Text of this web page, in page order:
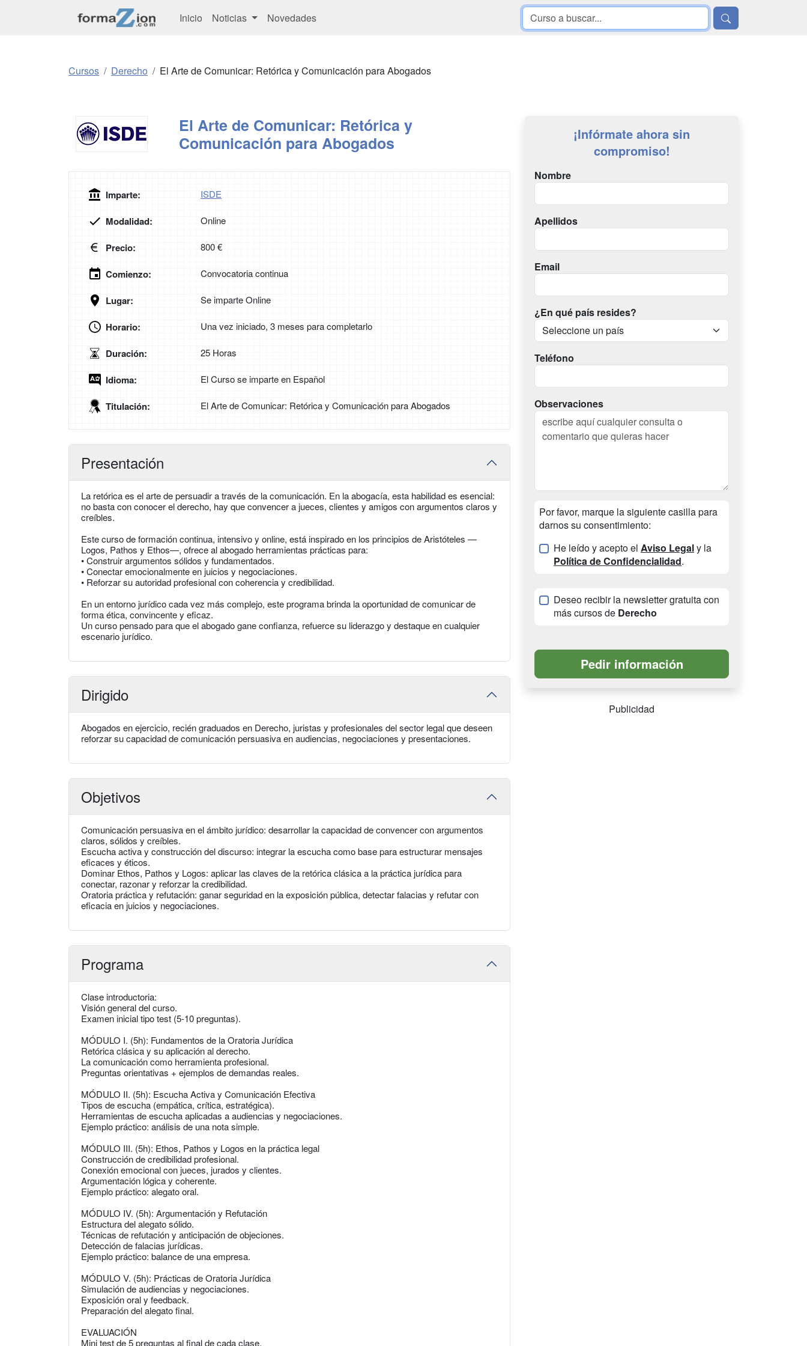
Inicio Noticias Novedades
Cursos Derecho El Arte de Comunicar: Retórica y Comunicación para Abogados
El Arte de Comunicar: Retórica y
Comunicación para Abogados
Imparte: ISDE
Modalidad: Online
Precio: 800 €
Comienzo: Convocatoria continua
Lugar: Se imparte Online
Horario: Una vez iniciado, 3 meses para completarlo
Duración: 25 Horas
Idioma: El Curso se imparte en Español
Titulación: El Arte de Comunicar: Retórica y Comunicación para Abogados
Presentación
La retórica es el arte de persuadir a través de la comunicación. En la abogacía, esta habilidad es esencial:
no basta con conocer el derecho, hay que convencer a jueces, clientes y amigos con argumentos claros y
creíbles.
Este curso de formación continua, intensivo y online, está inspirado en los principios de Aristóteles —
Logos, Pathos y Ethos—, ofrece al abogado herramientas prácticas para:
• Construir argumentos sólidos y fundamentados.
• Conectar emocionalmente en juicios y negociaciones.
• Reforzar su autoridad profesional con coherencia y credibilidad.
En un entorno jurídico cada vez más complejo, este programa brinda la oportunidad de comunicar de
forma ética, convincente y eficaz.
Un curso pensado para que el abogado gane confianza, refuerce su liderazgo y destaque en cualquier
escenario jurídico.
Dirigido
Abogados en ejercicio, recién graduados en Derecho, juristas y profesionales del sector legal que deseen
reforzar su capacidad de comunicación persuasiva en audiencias, negociaciones y presentaciones.
Objetivos
Comunicación persuasiva en el ámbito jurídico: desarrollar la capacidad de convencer con argumentos
claros, sólidos y creíbles.
Escucha activa y construcción del discurso: integrar la escucha como base para estructurar mensajes
eficaces y éticos.
Dominar Ethos, Pathos y Logos: aplicar las claves de la retórica clásica a la práctica jurídica para
conectar, razonar y reforzar la credibilidad.
Oratoria práctica y refutación: ganar seguridad en la exposición pública, detectar falacias y refutar con
eficacia en juicios y negociaciones.
Programa
Clase introductoria:
Visión general del curso.
Examen inicial tipo test (5-10 preguntas).
MÓDULO I. (5h): Fundamentos de la Oratoria Jurídica
Retórica clásica y su aplicación al derecho.
La comunicación como herramienta profesional.
Preguntas orientativas + ejemplos de demandas reales.
MÓDULO II. (5h): Escucha Activa y Comunicación Efectiva
Tipos de escucha (empática, crítica, estratégica).
Herramientas de escucha aplicadas a audiencias y negociaciones.
Ejemplo práctico: análisis de una nota simple.
MÓDULO III. (5h): Ethos, Pathos y Logos en la práctica legal
Construcción de credibilidad profesional.
Conexión emocional con jueces, jurados y clientes.
Argumentación lógica y coherente.
Ejemplo práctico: alegato oral.
MÓDULO IV. (5h): Argumentación y Refutación
Estructura del alegato sólido.
Técnicas de refutación y anticipación de objeciones.
Detección de falacias jurídicas.
Ejemplo práctico: balance de una empresa.
MÓDULO V. (5h): Prácticas de Oratoria Jurídica
Simulación de audiencias y negociaciones.
Exposición oral y feedback.
Preparación del alegato final.
EVALUACIÓN
Mini test de 5 preguntas al final de cada clase.
¡Infórmate ahora sin
compromiso!
Nombre
Apellidos
Email
¿En qué país resides?
Teléfono
Observaciones
Por favor, marque la siguiente casilla para
darnos su consentimiento:
He leído y acepto el Aviso Legaly la
Política de Confidencialidad.
Deseo recibir la newsletter gratuita con
más cursos de Derecho
Publicidad